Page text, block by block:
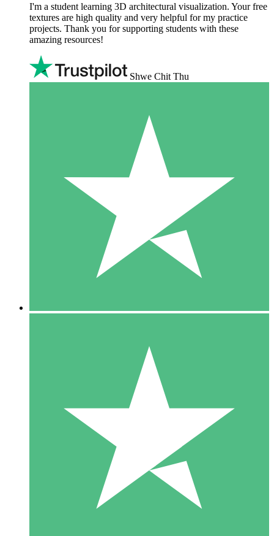
I'm a student learning 3D architectural visualization. Your free
textures are high quality and very helpful for my practice
projects. Thank you for supporting students with these
amazing resources!
Shwe Chit Thu